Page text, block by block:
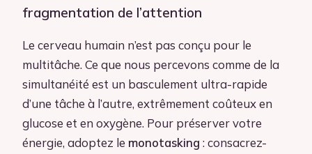
fragmentation de l’attention
Le cerveau humain n’est pas conçu pour le
multitâche. Ce que nous percevons comme de la
simultanéité est un basculement ultra-rapide
d’une tâche à l’autre, extrêmement coûteux en
glucose et en oxygène. Pour préserver votre
énergie, adoptez le monotasking : consacrez-